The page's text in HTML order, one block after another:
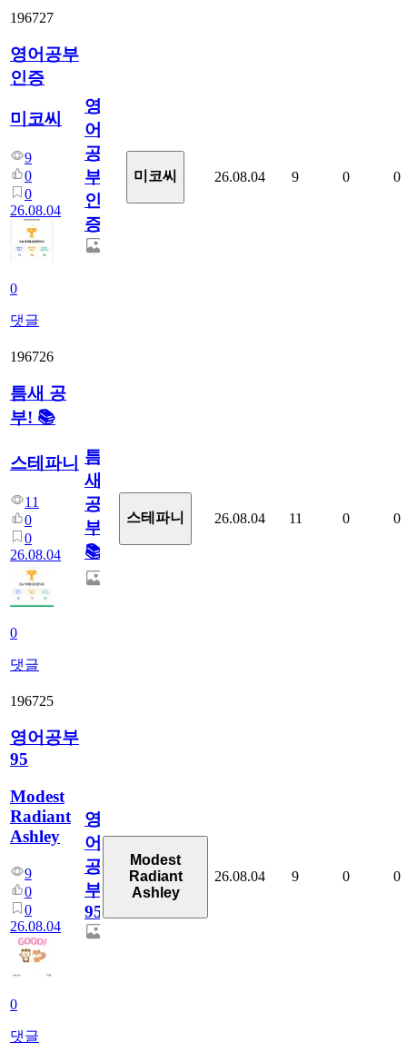
196727
영어공부
인증
미코씨
9
0
0
26.08.04
0
댓글
영
어
공
부
인
증
미코씨 26.08.04 9 0 0
196726
틈새 공
부! 📚
스테파니
11
0
0
26.08.04
0
댓글
틈
새
공
부!
📚
스테파니 26.08.04 11 0 0
196725
영어공부
95
Modest
Radiant
Ashley
9
0
0
26.08.04
0
댓글
영
어
공
부
95
Modest
Radiant
Ashley
26.08.04 9 0 0